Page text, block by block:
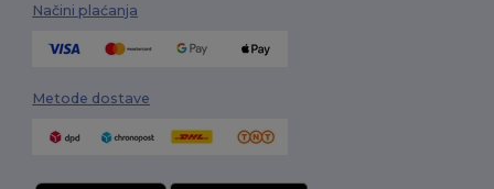
Načini plaćanja
Metode dostave